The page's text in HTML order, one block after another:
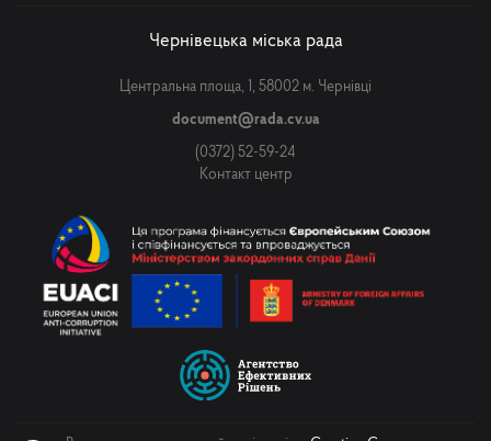
Чернівецька міська рада
Центральна площа, 1, 58002 м. Чернівці
document@rada.cv.ua
(0372) 52-59-24
Контакт центр